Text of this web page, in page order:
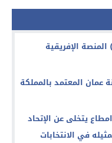
ابن جرير: تدشين (UM6P CoreLabs) المنصة الإفريقية
المعتمد بالمملكة
يتخلى عن الإتحاد
في الانتخابات